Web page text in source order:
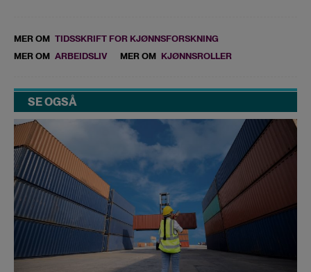
MER OM TIDSSKRIFT FOR KJØNNSFORSKNING
MER OM ARBEIDSLIV MER OM KJØNNSROLLER
SE OGSÅ